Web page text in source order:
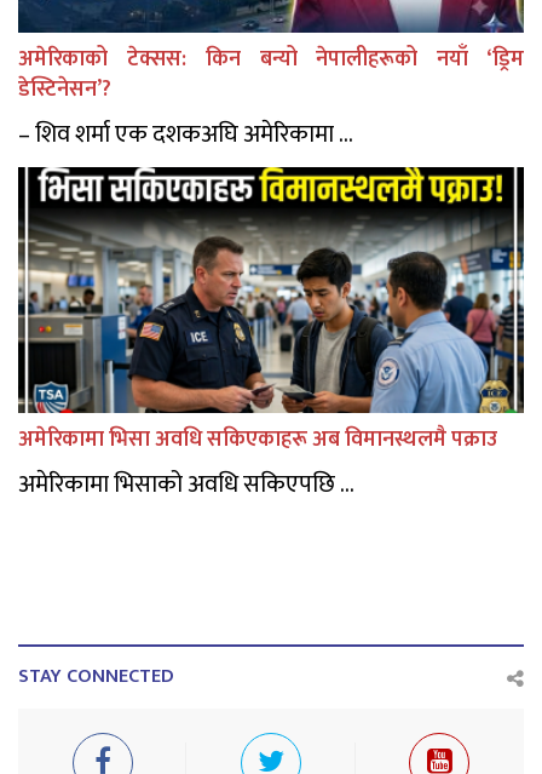
अमेरिकाको टेक्सस: किन बन्यो नेपालीहरूको नयाँ ‘ड्रिम
डेस्टिनेसन’?
– शिव शर्मा एक दशकअघि अमेरिकामा ...
अमेरिकामा भिसा अवधि सकिएकाहरू अब विमानस्थलमै पक्राउ
अमेरिकामा भिसाको अवधि सकिएपछि ...
STAY CONNECTED